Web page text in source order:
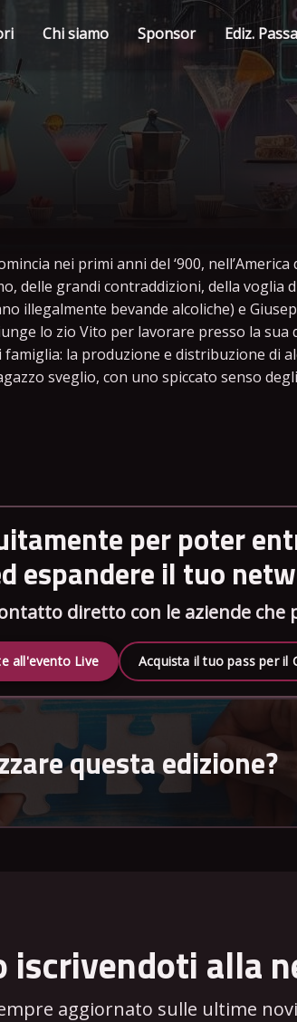
Chi siamo Sponsor Ediz.
nei primi anni del ‘900,
delle grandi contraddizioni, della voglia
illegalmente bevande alcoliche) e
lo zio Vito per lavorare presso la
la produzione e distribuzione di
sveglio, con uno spiccato senso
per poter
espandere il tuo
diretto con le aziende che
all'evento Live Acquista il tuo pass per il
questa edizione?
iscrivendoti alla
aggiornato sulle ultime